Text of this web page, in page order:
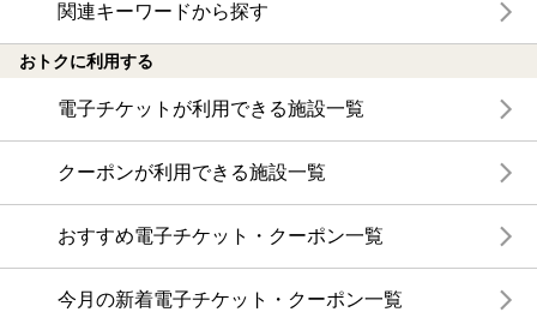
関連キーワードから探す
おトクに利用する
電子チケットが利用できる施設一覧
クーポンが利用できる施設一覧
おすすめ電子チケット・クーポン一覧
今月の新着電子チケット・クーポン一覧